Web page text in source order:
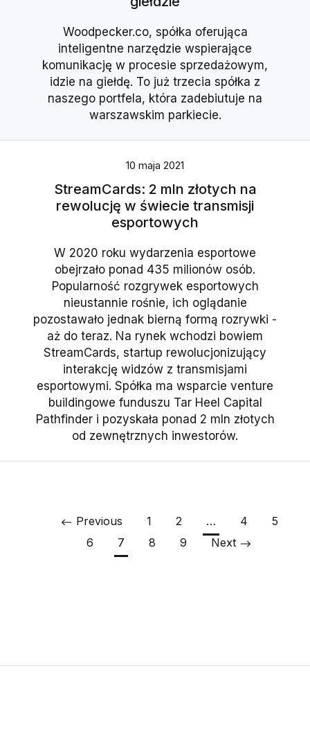
Woodpecker.co, spółka oferująca
inteligentne narzędzie wspierające
komunikację w procesie sprzedażowym,
idzie na giełdę. To już trzecia spółka z
naszego portfela, która zadebiutuje na
warszawskim parkiecie.
10 maja 2021
StreamCards: 2 mln złotych na
rewolucję w świecie transmisji
esportowych
W 2020 roku wydarzenia esportowe
obejrzało ponad 435 milionów osób.
Popularność rozgrywek esportowych
nieustannie rośnie, ich oglądanie
pozostawało jednak bierną formą rozrywki -
aż do teraz. Na rynek wchodzi bowiem
StreamCards, startup rewolucjonizujący
interakcję widzów z transmisjami
esportowymi. Spółka ma wsparcie venture
buildingowe funduszu Tar Heel Capital
Pathfinder i pozyskała ponad 2 mln złotych
od zewnętrznych inwestorów.
Previous 1 2 … 4
5
6
7 8 9 Next